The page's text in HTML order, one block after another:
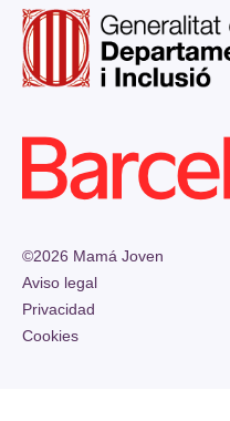
©2026 Mamá Joven
Aviso legal
Privacidad
Cookies